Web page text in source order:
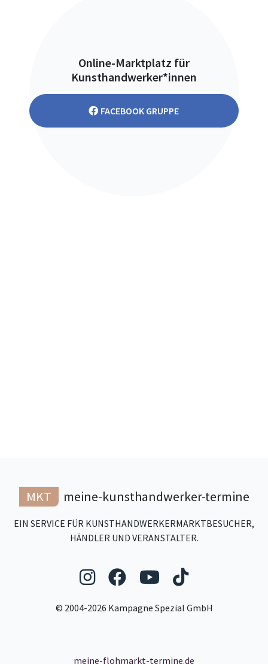
Online-Marktplatz für
Kunsthandwerker*innen
FACEBOOK GRUPPE
MKT meine-kunsthandwerker-termine
EIN SERVICE FÜR KUNSTHANDWERKERMARKTBESUCHER,
HÄNDLER UND VERANSTALTER.
Folgen Sie uns auf
Folgen Sie uns auf
Folgen Sie
Folgen
© 2004-2026 Kampagne Spezial GmbH
meine-flohmarkt-termine.de